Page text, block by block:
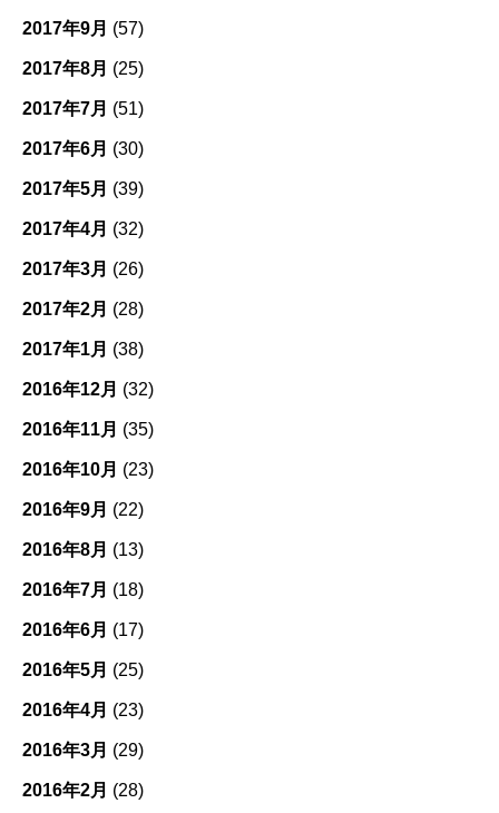
2017年9月 (57)
2017年8月 (25)
2017年7月 (51)
2017年6月 (30)
2017年5月 (39)
2017年4月 (32)
2017年3月 (26)
2017年2月 (28)
2017年1月 (38)
2016年12月 (32)
2016年11月 (35)
2016年10月 (23)
2016年9月 (22)
2016年8月 (13)
2016年7月 (18)
2016年6月 (17)
2016年5月 (25)
2016年4月 (23)
2016年3月 (29)
2016年2月 (28)